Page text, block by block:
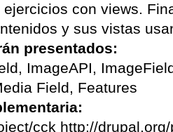
con views.
y sus vistas
presentados:
ImageAPI,
Field, Features
cck http://